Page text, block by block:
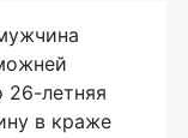
26-летняя
в краже